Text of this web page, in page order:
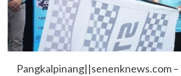
Pangkalpinang||senenknews.com